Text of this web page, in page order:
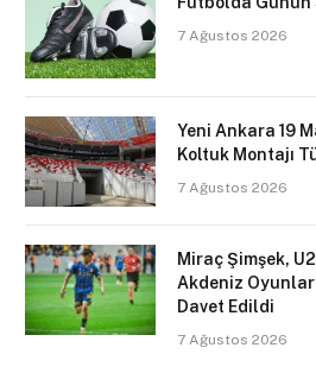
7 Ağustos 2026
Yeni Ankara 19
Koltuk Montajı
7 Ağustos 2026
Miraç Şimşek,
Akdeniz
Davet Edildi
7 Ağustos 2026